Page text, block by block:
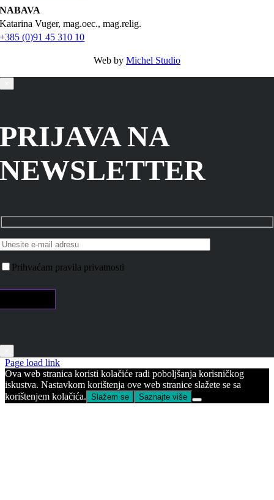
NABAVA
Katarina Vuger, mag.oec., mag.relig.
+385 (0)91 45 310 10
Web by Michel Studio
PRIJAVA NA
NEWSLETTER
Prihvaćam pravila privatnosti
Page load link
Ova web stranica koristi kolačiće radi poboljšanja korisničkog
iskustva. Nastavkom korištenja ove web stranice slažete se sa
korištenjem kolačića. Slažem se Saznajte više